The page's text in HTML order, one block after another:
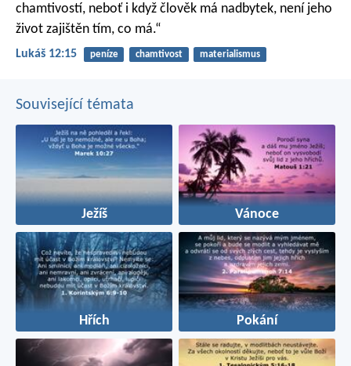
chamtivostí, neboť i když člověk má nadbytek, není jeho
život zajištěn tím, co má.“
Lukáš 12:15 peníze chamtivost materialismus
Související témata
Ježíš Vánoce
Hřích Pokání